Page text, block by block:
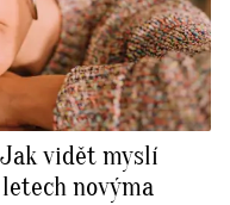
vidět myslí
novýma